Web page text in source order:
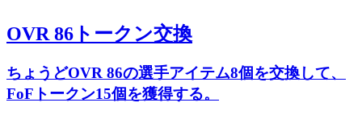
OVR 86トークン交換
ちょうどOVR 86の選手アイテム8個を交換して、
FoFトークン15個を獲得する。